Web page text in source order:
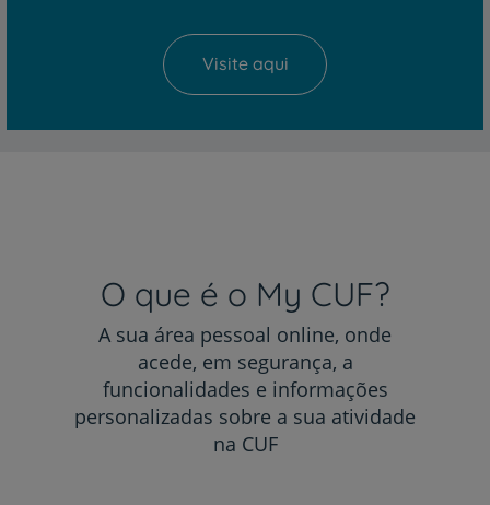
Visite aqui
O que é o My CUF?
A sua área pessoal online, onde
acede, em segurança, a
funcionalidades e informações
personalizadas sobre a sua atividade
na CUF